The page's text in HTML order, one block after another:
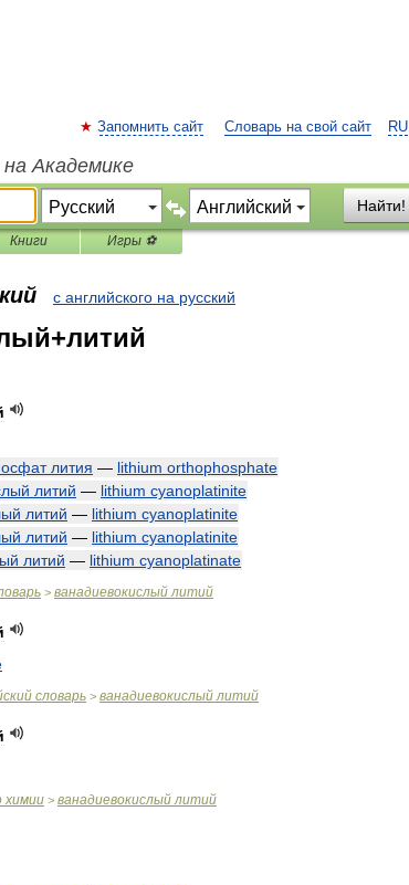
RU
Запомнить сайт Словарь на свой сайт
Академике
Найти!
Книги Игры ⚽
с английского на русский
лития — lithium orthophosphate
литий — lithium cyanoplatinite
литий — lithium cyanoplatinite
литий — lithium cyanoplatinite
литий — lithium cyanoplatinate
> ванадиевокислый литий
словарь > ванадиевокислый литий
химии > ванадиевокислый литий